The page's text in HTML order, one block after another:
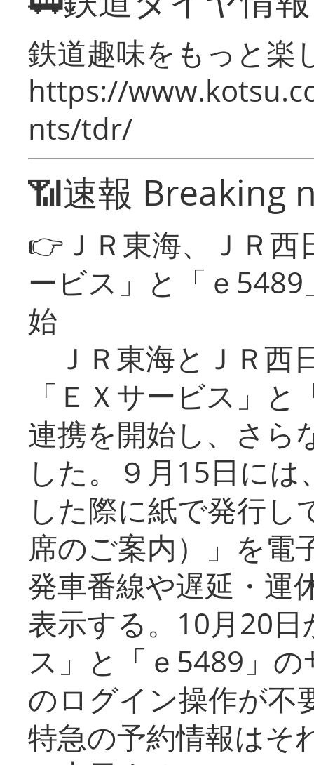
鉄道趣味をもっと楽
https://
nts/tdr/
📶速報 Breaking
👉ＪＲ東海、ＪＲ
ービス」と「ｅ
始
ＪＲ東海とＪＲ西
「ＥＸサービス」
連携を開始し、さら
した。９月15日に
した際に紙で発行し
席のご案内）」を電
発車番線や遅延・運
表示する。10月20
ス」と「ｅ5489」
のログイン操作が不
特急の予約情報はそ